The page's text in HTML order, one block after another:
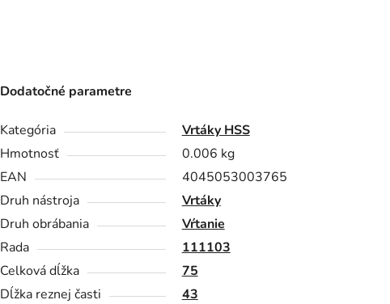
Dodatočné parametre
Kategória
Vrtáky HSS
Hmotnosť
0.006 kg
EAN
4045053003765
Druh nástroja
Vrtáky
Druh obrábania
Vŕtanie
Rada
111103
Celková dĺžka
75
Dĺžka reznej časti
43